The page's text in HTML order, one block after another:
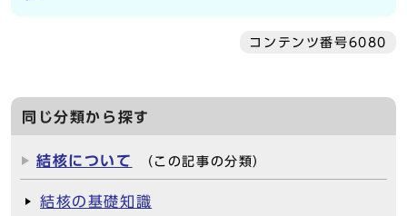
コンテンツ番号6080
同じ分類から探す
結核について （この記事の分類）
結核の基礎知識